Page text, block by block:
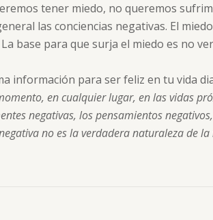
tener miedo, no queremos
las conciencias negativas. El
base para que surja el miedo es no
información para ser feliz en tu vida
en cualquier lugar, en las vidas
negativas, los pensamientos
no es la verdadera naturaleza de